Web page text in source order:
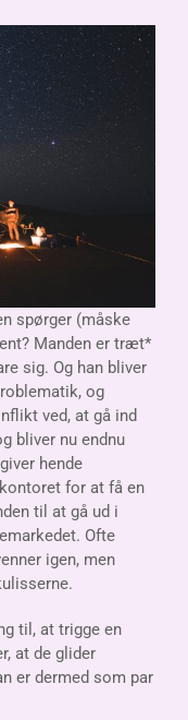
spørger (måske
Manden er træt*
sig. Og han bliver
og
ved, at gå ind
bliver nu endnu
hende
for at få en
til at gå ud i
Ofte
igen, men
til, at trigge en
at de glider
er dermed som par